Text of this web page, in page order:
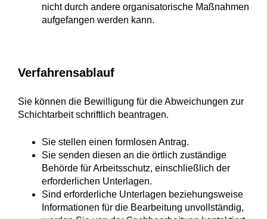
nicht durch andere organisatorische Maßnahmen
aufgefangen werden kann.
Verfahrensablauf
Sie können die Bewilligung für die Abweichungen zur
Schichtarbeit schriftlich beantragen.
Sie stellen einen formlosen Antrag.
Sie senden diesen an die örtlich zuständige
Behörde für Arbeitsschutz, einschließlich der
erforderlichen Unterlagen.
Sind erforderliche Unterlagen beziehungsweise
Informationen für die Bearbeitung unvollständig,